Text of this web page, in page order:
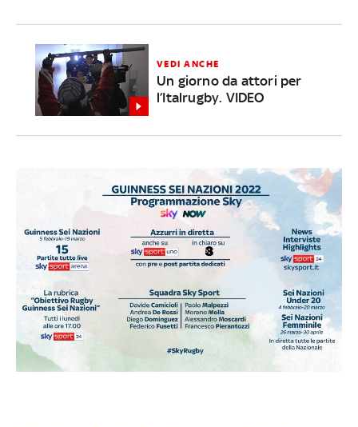
VEDI ANCHE
Un giorno da attori per
l’Italrugby. VIDEO